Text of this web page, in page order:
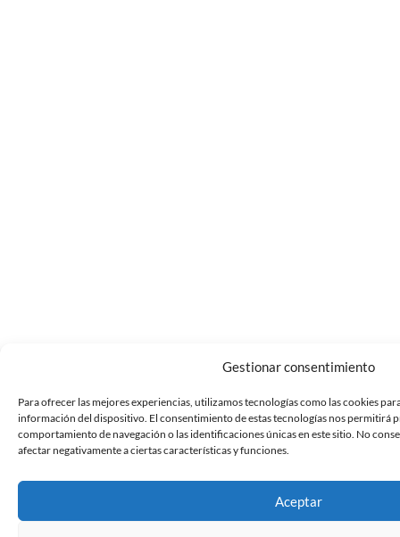
Gestionar consentimiento
Para ofrecer las mejores experiencias, utilizamos tecnologías como las cookies
información del dispositivo. El consentimiento de estas tecnologías nos permitirá
comportamiento de navegación o las identificaciones únicas en este sitio. No
afectar negativamente a ciertas características y funciones.
Aceptar